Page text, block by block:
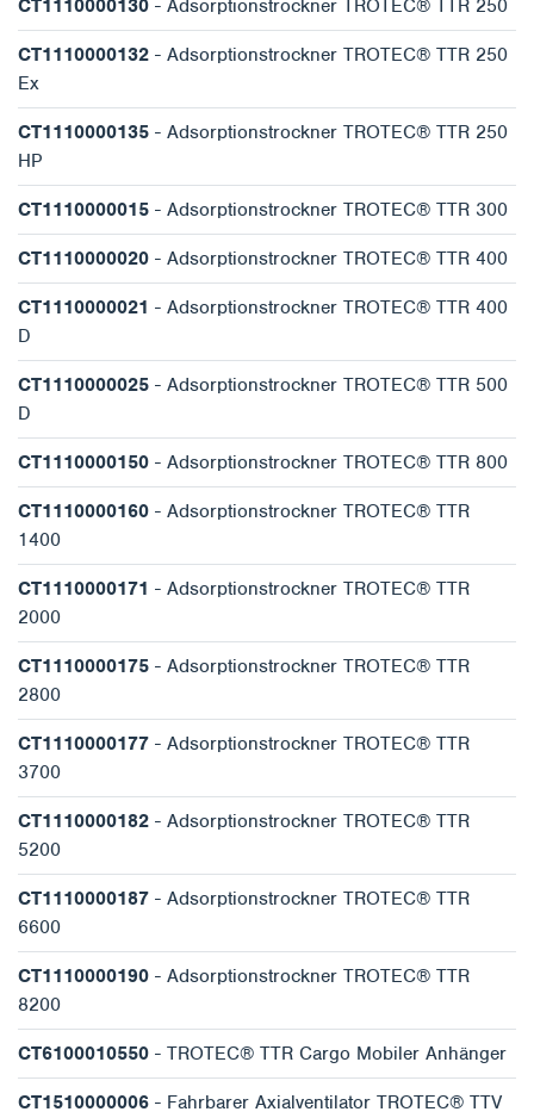
CT1110000130 - Adsorptionstrockner TROTEC® TTR 250
CT1110000132 - Adsorptionstrockner TROTEC® TTR 250
Ex
CT1110000135 - Adsorptionstrockner TROTEC® TTR 250
HP
CT1110000015 - Adsorptionstrockner TROTEC® TTR 300
CT1110000020 - Adsorptionstrockner TROTEC® TTR 400
CT1110000021 - Adsorptionstrockner TROTEC® TTR 400
D
CT1110000025 - Adsorptionstrockner TROTEC® TTR 500
D
CT1110000150 - Adsorptionstrockner TROTEC® TTR 800
CT1110000160 - Adsorptionstrockner TROTEC® TTR
1400
CT1110000171 - Adsorptionstrockner TROTEC® TTR
2000
CT1110000175 - Adsorptionstrockner TROTEC® TTR
2800
CT1110000177 - Adsorptionstrockner TROTEC® TTR
3700
CT1110000182 - Adsorptionstrockner TROTEC® TTR
5200
CT1110000187 - Adsorptionstrockner TROTEC® TTR
6600
CT1110000190 - Adsorptionstrockner TROTEC® TTR
8200
CT6100010550 - TROTEC® TTR Cargo Mobiler Anhänger
CT1510000006 - Fahrbarer Axialventilator TROTEC® TTV